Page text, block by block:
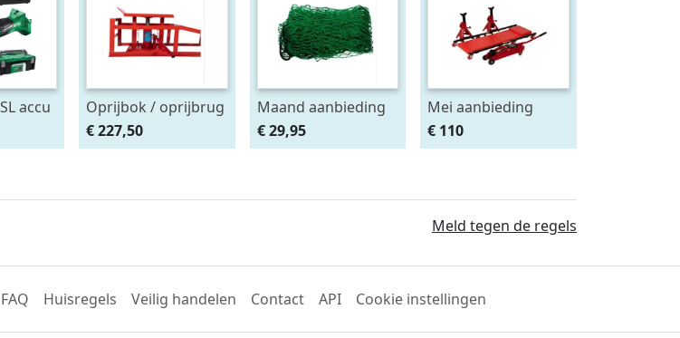
accu
Oprijbok / oprijbrug
met ingebouwde
krik. set 2stuks
€ 227,50
Maand aanbieding
Afdeknet 4x2 mtr
maas 4.5 x 4.5 cm
€ 29,95
Mei aanbieding
Monteursligkar+2
tons krik + 2
€ 110
Meld tegen de regels
FAQ Huisregels Veilig handelen Contact API Cookie instellingen